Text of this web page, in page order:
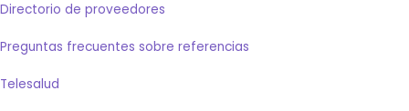
Directorio de proveedores
Preguntas frecuentes sobre referencias
Telesalud